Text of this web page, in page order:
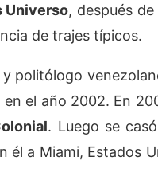
Universo, después de
de trajes típicos.
politólogo
el año 2002.​ En
. Luego se
él a Miami, Estados